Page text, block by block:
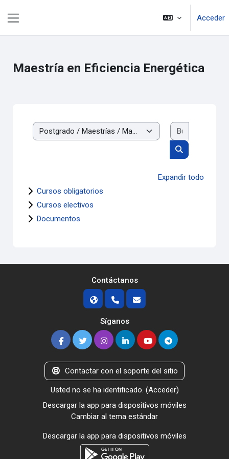
Acceder
Maestría en Eficiencia Energética
Categorías
Buscar cursos
Expandir todo
Cursos obligatorios
Cursos electivos
Documentos
Contáctanos
Síganos
Contactar con el soporte del sitio
Usted no se ha identificado. (Acceder)
Descargar la app para dispositivos móviles
Cambiar al tema estándar
Descargar la app para dispositivos móviles